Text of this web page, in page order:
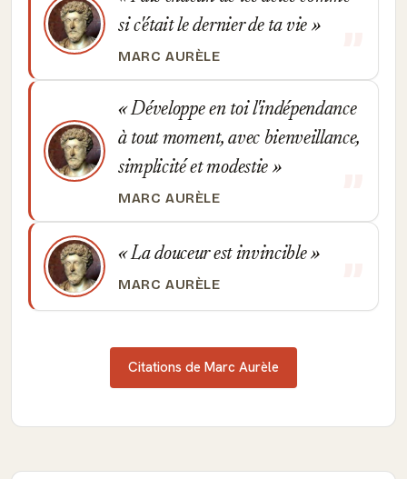
si c'était le dernier de ta vie
MARC AURÈLE
Développe en toi l'indépendance
à tout moment, avec bienveillance,
simplicité et modestie
MARC AURÈLE
La douceur est invincible
MARC AURÈLE
Citations de Marc Aurèle